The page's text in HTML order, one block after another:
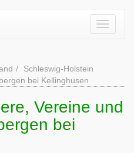
Schleswig-Holstein
bei Kellinghusen
Vereine und
bei